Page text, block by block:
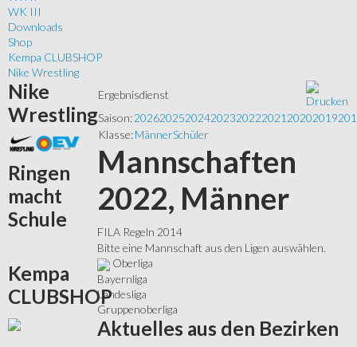
WK III
Downloads
Shop
Kempa CLUBSHOP
Nike Wrestling
Ergebnisdienst
Saison:202620252024202320222021 20202019
Klasse:MännerSchüler
Mannschaften
2022, Männer
FILA Regeln 2014
Bitte eine Mannschaft aus den Ligen auswählen.
Oberliga
Bayernliga
Landesliga
Gruppenoberliga
Aktuelles aus den Bezirken
Nike
Wrestling
Ringen
macht
Schule
Kempa
CLUBSHOP